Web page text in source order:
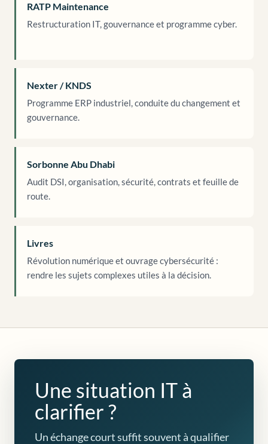
RATP Maintenance
Restructuration IT, gouvernance et programme cyber.
Nexter / KNDS
Programme ERP industriel, conduite du changement et
gouvernance.
Sorbonne Abu Dhabi
Audit DSI, organisation, sécurité, contrats et feuille de
route.
Livres
Révolution numérique et ouvrage cybersécurité :
rendre les sujets complexes utiles à la décision.
Une situation IT à
clarifier ?
Un échange court suffit souvent à qualifier